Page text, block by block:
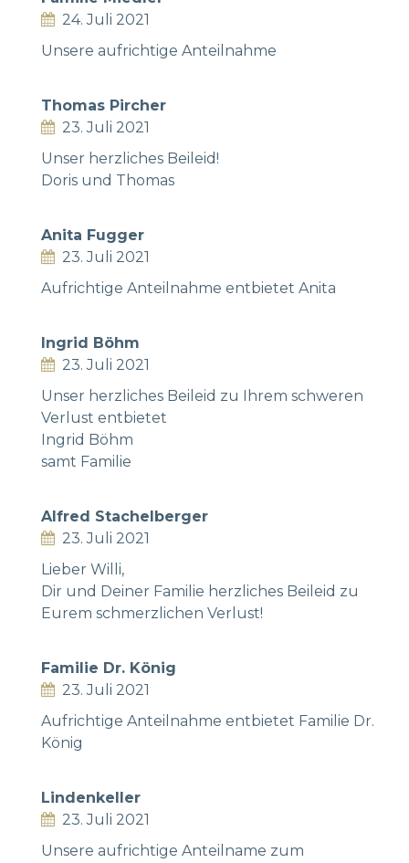
24. Juli 2021
Unsere aufrichtige Anteilnahme
Thomas Pircher
23. Juli 2021
Unser herzliches Beileid!
Doris und Thomas
Anita Fugger
23. Juli 2021
Aufrichtige Anteilnahme entbietet Anita
Ingrid Böhm
23. Juli 2021
Unser herzliches Beileid zu Ihrem schweren
Verlust entbietet
Ingrid Böhm
samt Familie
Alfred Stachelberger
23. Juli 2021
Lieber Willi,
Dir und Deiner Familie herzliches Beileid zu
Eurem schmerzlichen Verlust!
Familie Dr. König
23. Juli 2021
Aufrichtige Anteilnahme entbietet Familie Dr.
König
Lindenkeller
23. Juli 2021
Unsere aufrichtige Anteilname zum